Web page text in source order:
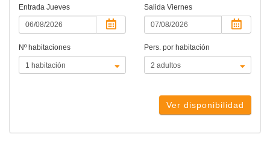
Entrada Jueves Salida Viernes
Nº habitaciones Pers. por habitación
Ver disponibilidad